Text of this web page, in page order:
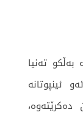
بەڵکو تەنیا
ئینپوتانە
دەکرێتەوە،